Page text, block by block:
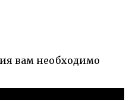
вам необходимо